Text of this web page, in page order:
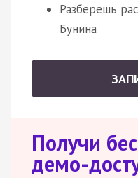
Разберешь
Бунина
Получи
демо-